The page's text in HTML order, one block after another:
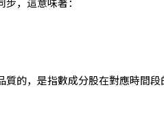
，這意味著：
質的，是指數成分股在對應時間段